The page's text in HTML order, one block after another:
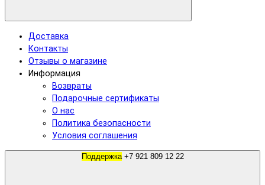
Доставка
Контакты
Отзывы о магазине
Информация
Возвраты
Подарочные сертификаты
О нас
Политика безопасности
Условия соглашения
Поддержка +7 921 809 12 22